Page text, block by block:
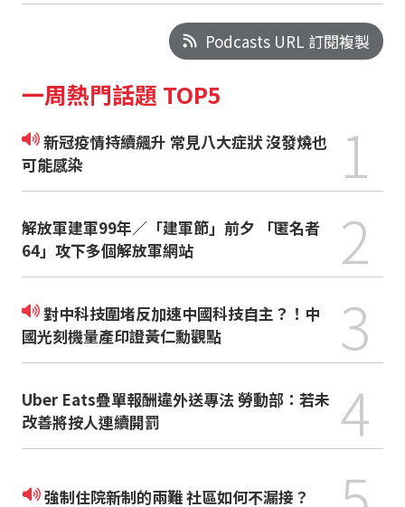
Podcasts URL 訂閱複製
一周熱門話題 TOP5
新冠疫情持續飆升 常見八大症狀 沒發燒也
可能感染
1
解放軍建軍99年／「建軍節」前夕 「匿名者
64」攻下多個解放軍網站
2
對中科技圍堵反加速中國科技自主？！中
國光刻機量產印證黃仁勳觀點
3
Uber Eats疊單報酬違外送專法 勞動部：若未
改善將按人連續開罰
4
強制住院新制的兩難 社區如何不漏接？